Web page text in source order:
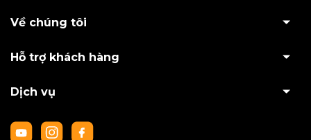
Về chúng tôi
Hỗ trợ khách hàng
Dịch vụ